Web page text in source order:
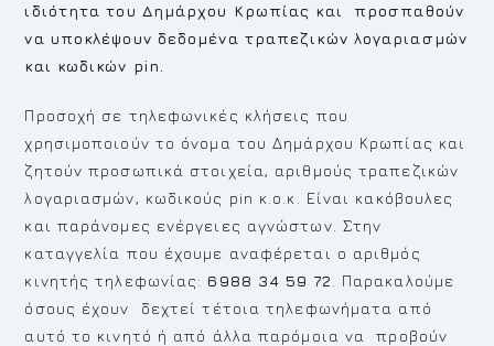
ιδιότητα του Δημάρχου Κρωπίας και προσπαθούν
να υποκλέψουν δεδομένα τραπεζικών λογαριασμών
και κωδικών pin
Προσοχή σε τηλεφωνικές κλήσεις που
χρησιμοποιούν το όνομα του Δημάρχου Κρωπίας και
ζητούν προσωπικά στοιχεία, αριθμούς τραπεζικών
λογαριασμών, κωδικούς pin κ.ο.κ. Είναι κακόβουλες
και παράνομες ενέργειες αγνώστων. Στην
καταγγελία που έχουμε αναφέρεται ο αριθμός
κινητής τηλεφωνίας:6988 34 59 72
. Παρακαλούμε
όσους έχουν δεχτεί τέτοια τηλεφωνήματα από
αυτό το κινητό ή από άλλα παρόμοια να προβούν